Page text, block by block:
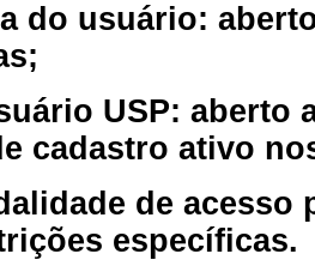
do usuário:
USP: aberto
cadastro ativo
de
específicas.